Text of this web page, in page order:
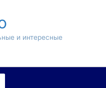
и интересные